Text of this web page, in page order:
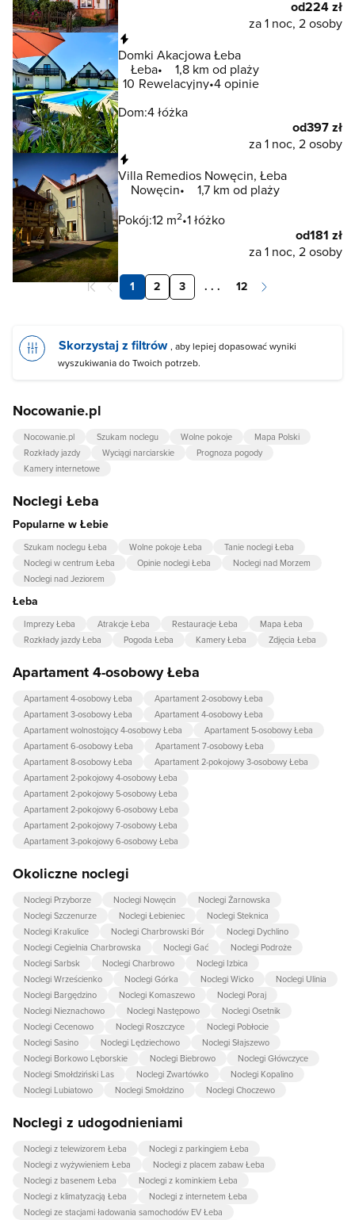
od224 zł
za 1 noc, 2 osoby
Domki Akacjowa Łeba
Łeba
1,8 km od plaży
10 Rewelacyjny 4 opinie
Dom:4 łóżka
od397 zł
za 1 noc, 2 osoby
Villa Remedios Nowęcin, Łeba
Nowęcin
1,7 km od plaży
Pokój:12 m2 1 łóżko
od181 zł
za 1 noc, 2 osoby
1 2 3 . . . 12
Skorzystaj z filtrów , aby lepiej dopasować wyniki
wyszukiwania do Twoich potrzeb.
Nocowanie.pl
Nocowanie.pl Szukam noclegu Wolne pokoje
Mapa Polski
Rozkłady jazdy
Wyciągi narciarskie
Prognoza pogody
Kamery internetowe
Noclegi Łeba
Popularne w Łebie
Szukam noclegu Łeba Wolne pokoje Łeba
Tanie noclegi Łeba
Noclegi w centrum Łeba
Opinie noclegi Łeba
Noclegi nad Morzem
Noclegi nad Jeziorem
Łeba
Imprezy Łeba Atrakcje Łeba Restauracje Łeba
Mapa Łeba
Rozkłady jazdy Łeba
Pogoda Łeba Kamery Łeba Zdjęcia Łeba
Apartament 4-osobowy Łeba
Apartament 4-osobowy Łeba
Apartament 2-osobowy Łeba
Apartament 3-osobowy Łeba
Apartament 4-osobowy Łeba
Apartament wolnostojący 4-osobowy Łeba
Apartament 5-osobowy Łeba
Apartament 6-osobowy Łeba
Apartament 7-osobowy Łeba
Apartament 8-osobowy Łeba
Apartament 2-pokojowy 3-osobowy Łeba
Apartament 2-pokojowy 4-osobowy Łeba
Apartament 2-pokojowy 5-osobowy Łeba
Apartament 2-pokojowy 6-osobowy Łeba
Apartament 2-pokojowy 7-osobowy Łeba
Apartament 3-pokojowy 6-osobowy Łeba
Okoliczne noclegi
Noclegi Przyborze Noclegi Nowęcin
Noclegi Żarnowska
Noclegi Szczenurze
Noclegi Łebieniec
Noclegi Steknica
Noclegi Krakulice
Noclegi Charbrowski Bór
Noclegi Dychlino
Noclegi Cegielnia Charbrowska
Noclegi Gać
Noclegi Podroże
Noclegi Sarbsk
Noclegi Charbrowo
Noclegi Izbica
Noclegi Wrześcienko
Noclegi Górka Noclegi Wicko
Noclegi Ulinia
Noclegi Bargędzino
Noclegi Komaszewo
Noclegi Poraj
Noclegi Nieznachowo
Noclegi Następowo
Noclegi Osetnik
Noclegi Cecenowo
Noclegi Roszczyce
Noclegi Pobłocie
Noclegi Sasino
Noclegi Lędziechowo
Noclegi Słajszewo
Noclegi Borkowo Lęborskie
Noclegi Biebrowo
Noclegi Główczyce
Noclegi Smołdziński Las
Noclegi Zwartówko
Noclegi Kopalino
Noclegi Lubiatowo
Noclegi Smołdzino Noclegi Choczewo
Noclegi z udogodnieniami
Noclegi z telewizorem Łeba
Noclegi z parkingiem Łeba
Noclegi z wyżywieniem Łeba
Noclegi z placem zabaw Łeba
Noclegi z basenem Łeba
Noclegi z kominkiem Łeba
Noclegi z klimatyzacją Łeba
Noclegi z internetem Łeba
Noclegi ze stacjami ładowania samochodów EV Łeba